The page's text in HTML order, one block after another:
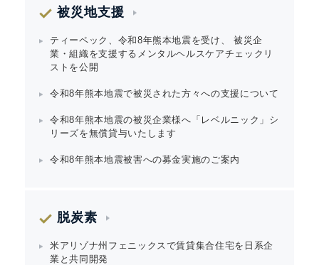
被災地支援
ティーペック、令和8年熊本地震を受け、 被災企
業・組織を支援するメンタルヘルスケアチェックリ
ストを公開
令和8年熊本地震で被災された方々への支援について
令和8年熊本地震の被災企業様へ「レベルニック」シ
リーズを無償貸与いたします
令和8年熊本地震被害への募金実施のご案内
脱炭素
米アリゾナ州フェニックスで賃貸集合住宅を日系企
業と共同開発